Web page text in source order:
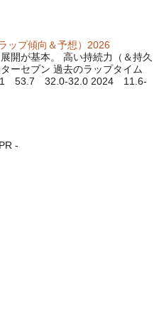
ップ傾向＆予想）2026
開が基本。 高い持続力（＆持久
ーセブン 過去のラップタイム
53.7 32.0-32.0 2024 11.6-
-